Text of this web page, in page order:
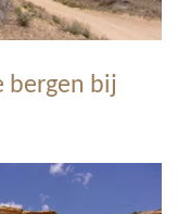
bergen bij